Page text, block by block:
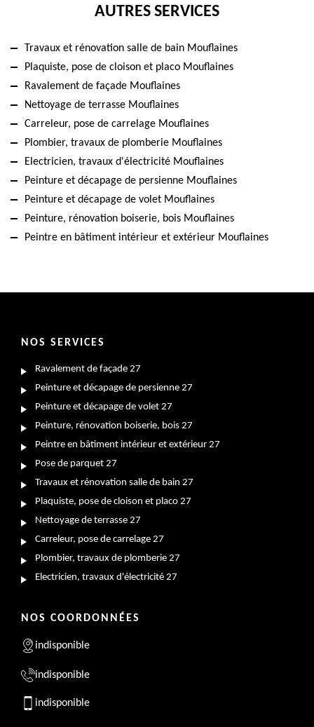
AUTRES SERVICES
Travaux et rénovation salle de bain Mouflaines
Plaquiste, pose de cloison et placo Mouflaines
Ravalement de façade Mouflaines
Nettoyage de terrasse Mouflaines
Carreleur, pose de carrelage Mouflaines
Plombier, travaux de plomberie Mouflaines
Electricien, travaux d'électricité Mouflaines
Peinture et décapage de persienne Mouflaines
Peinture et décapage de volet Mouflaines
Peinture, rénovation boiserie, bois Mouflaines
Peintre en bâtiment intérieur et extérieur Mouflaines
NOS SERVICES
Ravalement de façade 27
Peinture et décapage de persienne 27
Peinture et décapage de volet 27
Peinture, rénovation boiserie, bois 27
Peintre en bâtiment intérieur et extérieur 27
Pose de parquet 27
Travaux et rénovation salle de bain 27
Plaquiste, pose de cloison et placo 27
Nettoyage de terrasse 27
Carreleur, pose de carrelage 27
Plombier, travaux de plomberie 27
Electricien, travaux d'électricité 27
NOS COORDONNÉES
indisponible
indisponible
indisponible